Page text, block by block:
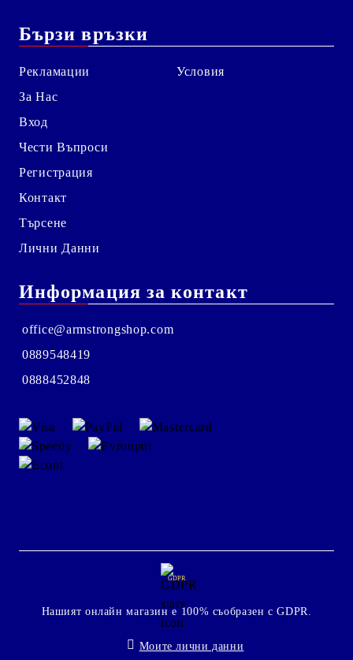
Бързи връзки
Рекламации
За Нас
Вход
Чести Въпроси
Регистрация
Контакт
Търсене
Лични Данни
Условия
Информация за контакт
office@armstrongshop.com
0889548419
0888452848
GDPR
Нашият онлайн магазин е 100% съобразен с GDPR.
Моите лични данни